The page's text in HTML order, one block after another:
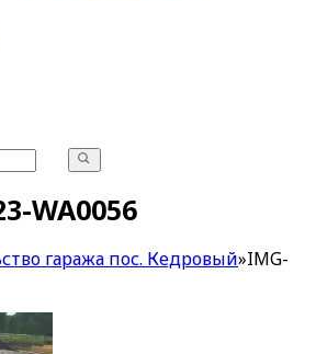
WA0056
гаража пос. Кедровый»IMG-